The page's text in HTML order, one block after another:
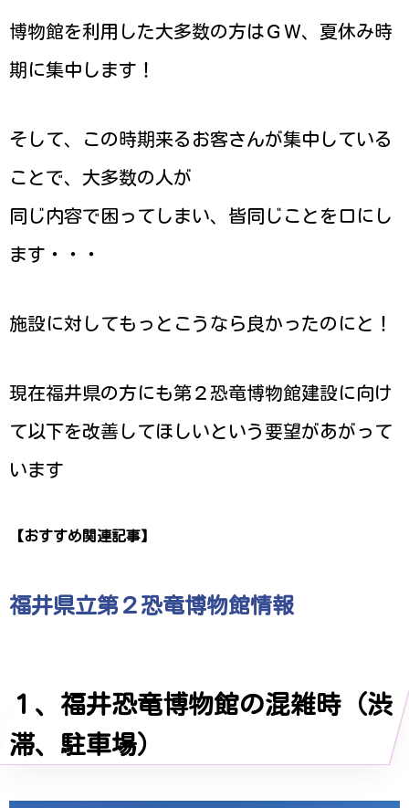
博物館を利用した大多数の方はＧＷ、夏休み時
期に集中します！
そして、この時期来るお客さんが集中している
ことで、大多数の人が
同じ内容で困ってしまい、皆同じことを口にし
ます・・・
施設に対してもっとこうなら良かったのにと！
現在福井県の方にも第２恐竜博物館建設に向け
て以下を改善してほしいという要望があがって
います
【おすすめ関連記事】
福井県立第２恐竜博物館情報
１、福井恐竜博物館の混雑時（渋
滞、駐車場）